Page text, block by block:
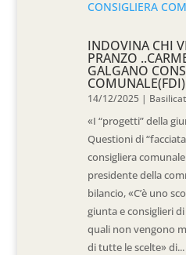
INDOVINA CHI
PRANZO
GALGANO
COMUNALE(FDI)
14/12/2025 |
«I “progetti” della
Questioni di
consigliera
presidente della
bilancio, «C’è uno
giunta e consiglieri
quali non vengono
di tutte le scelte» di...